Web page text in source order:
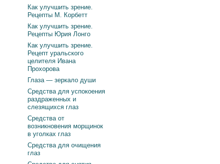
Как улучшить зрение.
Рецепты М. Корбетт
Как улучшить зрение.
Рецепты Юрия Лонго
Как улучшить зрение.
Рецепт уральского
целителя Ивана
Прохорова
Глаза — зеркало души
Средства для успокоения
раздраженных и
слезящихся глаз
Средства от
возникновения морщинок
в уголках глаз
Средства для очищения
глаз